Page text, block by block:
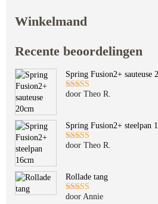
Winkelmand
Recente beoordelingen
Spring Fusion2+ sauteuse
Gewaardeerd
door Theo R.
Spring Fusion2+ steelpan
Gewaardeerd
door Theo R.
Rollade tang
Gewaardeerd
door Annie